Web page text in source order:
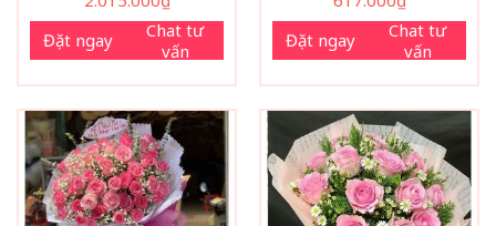
Đặt ngay
Chat tư
vấn
Đặt ngay
Chat tư
vấn